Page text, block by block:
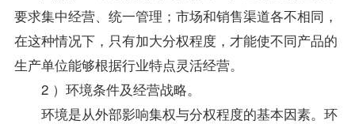
要求集中经营、统一管理；市场和销售渠道各不相同，
在这种情况下，只有加大分权程度，才能使不同产品的
生产单位能够根据行业特点灵活经营。
2 ）环境条件及经营战略。
环境是从外部影响集权与分权程度的基本因素。环